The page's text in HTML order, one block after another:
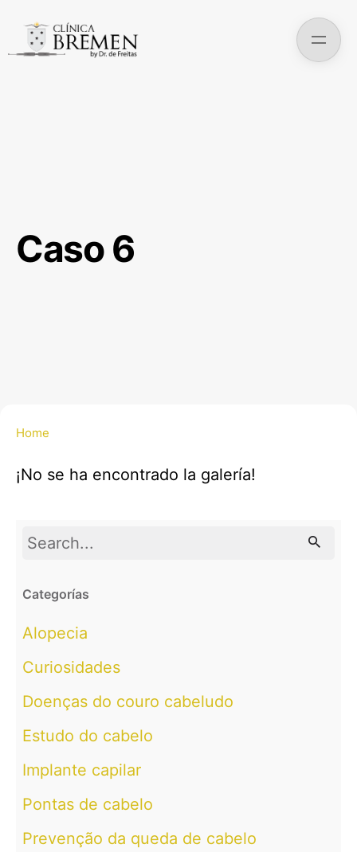
Caso 6
Home
¡No se ha encontrado la galería!
Search
Categorías
Alopecia
Curiosidades
Doenças do couro cabeludo
Estudo do cabelo
Implante capilar
Pontas de cabelo
Prevenção da queda de cabelo